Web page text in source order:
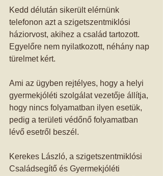
Kedd délután sikerült elérnünk
telefonon azt a szigetszentmiklósi
háziorvost, akihez a család tartozott.
Egyelőre nem nyilatkozott, néhány nap
türelmet kért.
Ami az ügyben rejtélyes, hogy a helyi
gyermekjóléti szolgálat vezetője állítja,
hogy nincs folyamatban ilyen esetük,
pedig a területi védőnő folyamatban
lévő esetről beszél.
Kerekes László, a szigetszentmiklósi
Családsegítő és Gyermekjóléti